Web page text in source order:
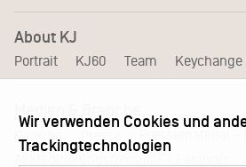
About KJ
Portrait KJ60 Team Keychange
Wir verwenden Cookies und
Trackingtechnologien